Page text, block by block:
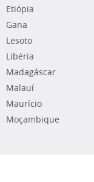
Etiópia
Gana
Lesoto
Libéria
Madagáscar
Malauí
Maurício
Moçambique